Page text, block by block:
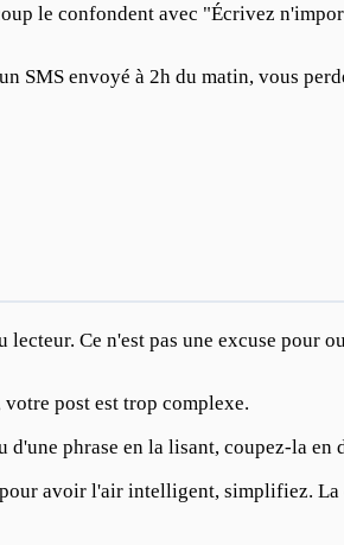
le confondent avec "Écrivez
envoyé à 2h du matin, vous
Ce n'est pas une excuse pour
post est trop complexe.
phrase en la lisant, coupez-la en
avoir l'air intelligent, simplifiez.